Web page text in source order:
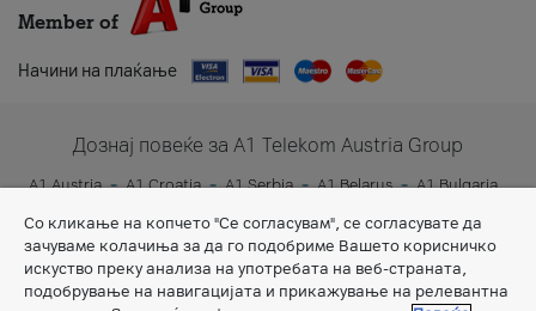
Member of
Начини на плаќање
Дознај повеќе за A1 Telekom Austria Group
A1 Austria A1 Croatia A1 Serbia A1 Belarus
A1 Bulgaria
Со кликање на копчето "Се согласувам", се согласувате да
зачуваме колачиња за да го подобриме Вашето корисничко
искуство преку анализа на употребата на веб-страната,
подобрување на навигацијата и прикажување на релевантна